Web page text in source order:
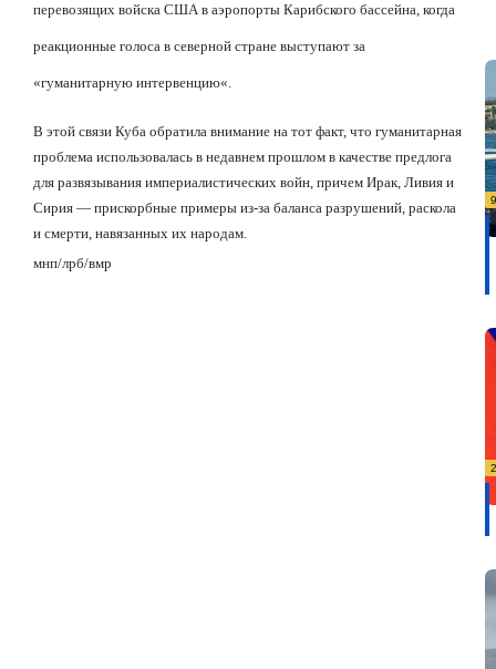
перевозящих войска США в аэропорты Карибского бассейна, когда
реакционные голоса в северной стране выступают за
«гуманитарную интервенцию«.
В этой связи Куба обратила внимание на тот факт, что гуманитарная
проблема использовалась в недавнем прошлом в качестве предлога
для развязывания империалистических войн, причем Ирак, Ливия и
Сирия — прискорбные примеры из-за баланса разрушений, раскола
и смерти, навязанных их народам.
мнп/лрб/вмр